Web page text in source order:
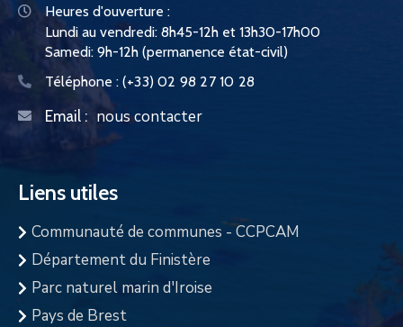
Heures d'ouverture :
Lundi au vendredi: 8h45-12h et 13h30-17h00
Samedi: 9h-12h (permanence état-civil)
Téléphone : (+33) 02 98 27 10 28
Email : nous contacter
Liens utiles
Communauté de communes - CCPCAM
Département du Finistère
Parc naturel marin d'Iroise
Pays de Brest